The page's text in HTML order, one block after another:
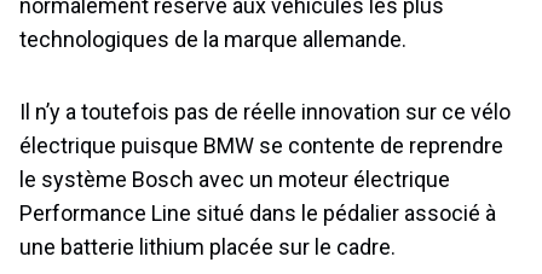
technologiques de la marque allemande.
Il n’y a toutefois pas de réelle innovation sur ce vélo
électrique puisque BMW se contente de reprendre
le système Bosch avec un moteur électrique
Performance Line situé dans le pédalier associé à
une batterie lithium placée sur le cadre.